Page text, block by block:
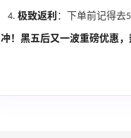
极致返利 ：下单前记得去
冲！黑五后又一波重磅优惠，
利到账！